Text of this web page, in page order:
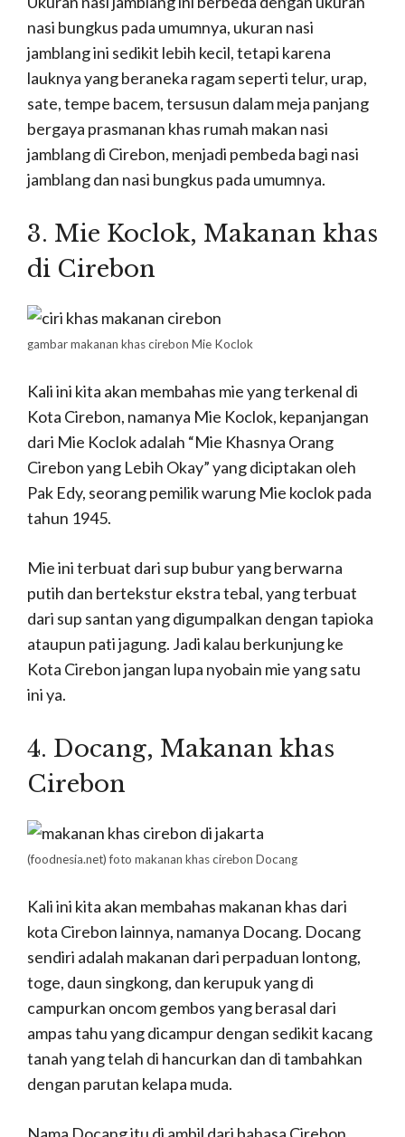
nasi bungkus pada umumnya, ukuran nasi
jamblang ini sedikit lebih kecil, tetapi karena
lauknya yang beraneka ragam seperti telur, urap,
sate, tempe bacem, tersusun dalam meja panjang
bergaya prasmanan khas rumah makan nasi
jamblang di Cirebon, menjadi pembeda bagi nasi
jamblang dan nasi bungkus pada umumnya.
3. Mie Koclok, Makanan khas
di Cirebon
gambar makanan khas cirebon Mie Koclok
Kali ini kita akan membahas mie yang terkenal di
Kota Cirebon, namanya Mie Koclok, kepanjangan
dari Mie Koclok adalah “Mie Khasnya Orang
Cirebon yang Lebih Okay” yang diciptakan oleh
Pak Edy, seorang pemilik warung Mie koclok pada
tahun 1945.
Mie ini terbuat dari sup bubur yang berwarna
putih dan bertekstur ekstra tebal, yang terbuat
dari sup santan yang digumpalkan dengan tapioka
ataupun pati jagung. Jadi kalau berkunjung ke
Kota Cirebon jangan lupa nyobain mie yang satu
ini ya.
4. Docang, Makanan khas
Cirebon
(foodnesia.net)foto makanan khas cirebon Docang
Kali ini kita akan membahas makanan khas dari
kota Cirebon lainnya, namanya Docang. Docang
sendiri adalah makanan dari perpaduan lontong,
toge, daun singkong, dan kerupuk yang di
campurkan oncom gembos yang berasal dari
ampas tahu yang dicampur dengan sedikit kacang
tanah yang telah di hancurkan dan di tambahkan
dengan parutan kelapa muda.